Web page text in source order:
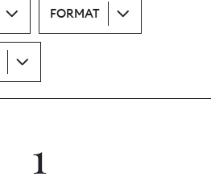
Print
Wächterpreis
FORMAT
1